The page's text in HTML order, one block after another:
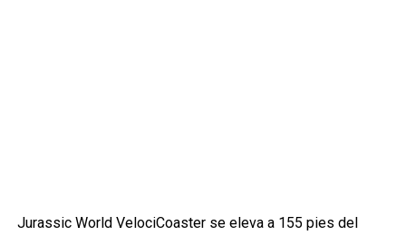
Jurassic World VelociCoaster se eleva a 155 pies del